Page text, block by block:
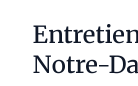
Notre-